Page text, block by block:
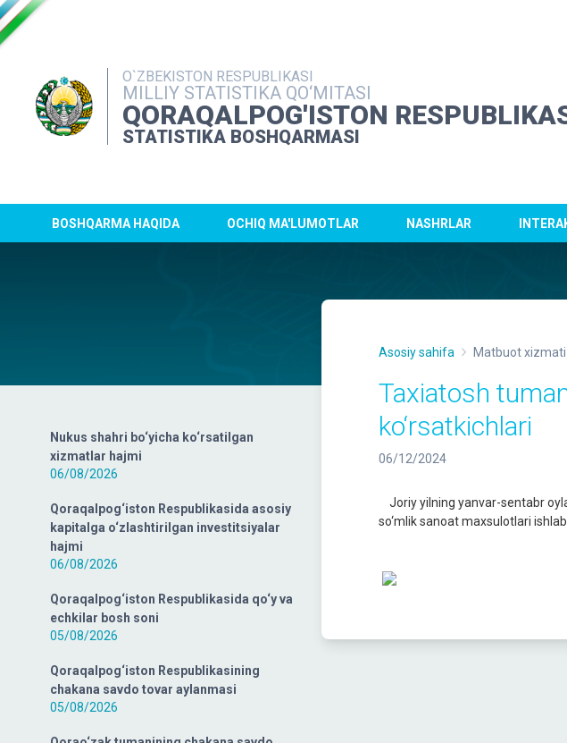
O`ZBEKISTON RESPUBLIKASI
MILLIY STATISTIKA QO‘MITASI
QORAQALPOG'ISTON
STATISTIKA BOSHQARMASI
BOSHQARMA HAQIDA OCHIQ MA'LUMOTLAR NASHRLAR
Nukus shahri bo‘yicha ko‘rsatilgan
xizmatlar hajmi
06/08/2026
Qoraqalpog‘iston Respublikasida asosiy
kapitalga o‘zlashtirilgan investitsiyalar
hajmi
06/08/2026
Qoraqalpog‘iston Respublikasida qo‘y va
echkilar bosh soni
05/08/2026
Qoraqalpog‘iston Respublikasining
chakana savdo tovar aylanmasi
05/08/2026
Asosiy sahifa Matbuot xizmati
Taxiatosh
ko‘rsatkichlari
06/12/2024
Joriy yilning yanvar-sentabr
so‘mlik sanoat maxsulotlari